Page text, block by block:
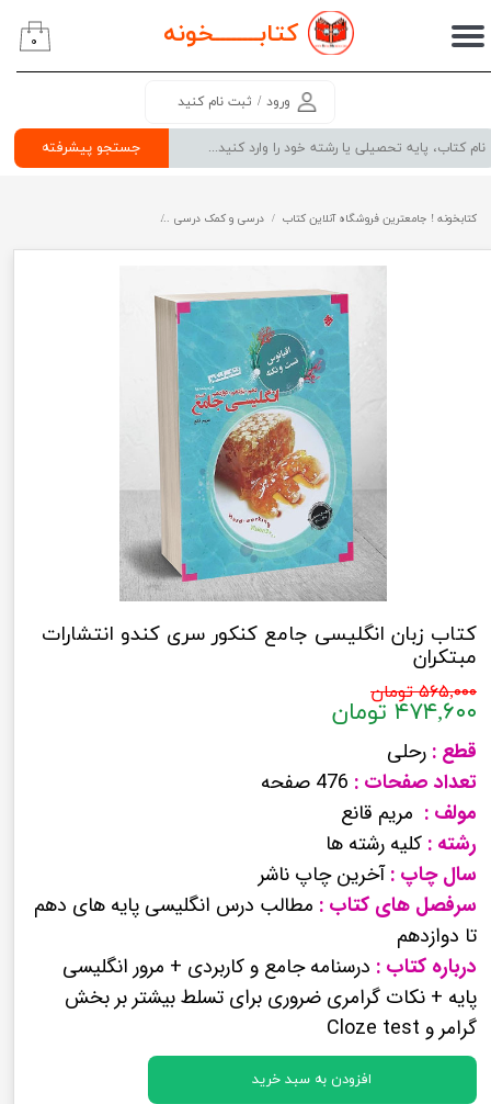
کتابــــــــخونه
جستجو پیشرفته
ورود / ثبت نام کنید
حساب کاربری من
سفارشات
۰
کتابخونه ! جامعترین فروشگاه آنلاین کتاب درسی و کمک درسی
کتاب زبان انگلیسی جامع کنکور سری کندو انتشارات
مبتکران
۵۶۵,۰۰۰ تومان
۴۷۴,۶۰۰ تومان
قطع : رحلی
تعداد صفحات : 476 صفحه
مولف : مریم قانع
رشته : کلیه رشته ها
سال چاپ :آخرین چاپ ناشر
سرفصل های کتاب : مطالب درس انگلیسی پایه های دهم
تا دوازدهم
درباره کتاب : درسنامه جامع و کاربردی + مرور انگلیسی
پایه + نکات گرامری ضروری برای تسلط بیشتر بر بخش
گرامر و Cloze test
افزودن به سبد خرید